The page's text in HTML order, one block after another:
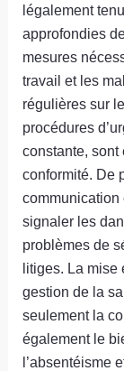
légalement
approfondies
mesures
travail et les
régulières sur
procédures
constante,
conformité. De
communication
signaler les
problèmes de
litiges. La mise
gestion de la
seulement la
également le
l’absentéisme